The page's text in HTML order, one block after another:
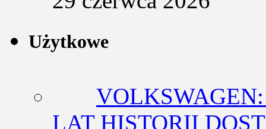
Użytkowe
LAT HISTORII